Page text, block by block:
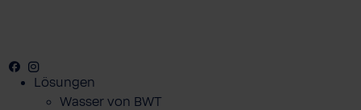
Facebook
Youtube
Lösungen
Wasser von BWT